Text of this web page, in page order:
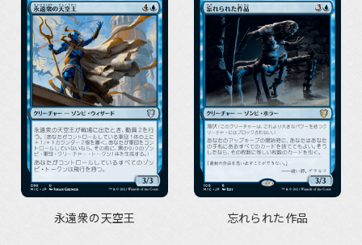
永遠衆の天空王 忘れられた作品